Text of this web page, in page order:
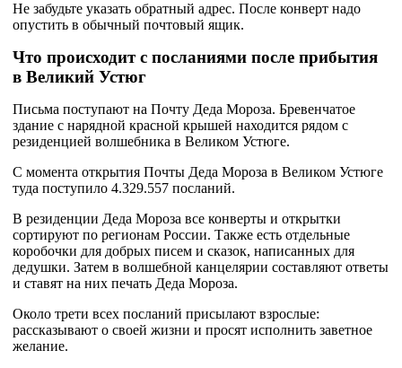
Не забудьте указать обратный адрес. После конверт надо
опустить в обычный почтовый ящик.
Что происходит с посланиями после прибытия
в Великий Устюг
Письма поступают на Почту Деда Мороза. Бревенчатое
здание с нарядной красной крышей находится рядом с
резиденцией волшебника в Великом Устюге.
С момента открытия Почты Деда Мороза в Великом Устюге
туда поступило 4.329.557 посланий.
В резиденции Деда Мороза все конверты и открытки
сортируют по регионам России. Также есть отдельные
коробочки для добрых писем и сказок, написанных для
дедушки. Затем в волшебной канцелярии составляют ответы
и ставят на них печать Деда Мороза.
Около трети всех посланий присылают взрослые:
рассказывают о своей жизни и ‌просят исполнить заветное
желание.